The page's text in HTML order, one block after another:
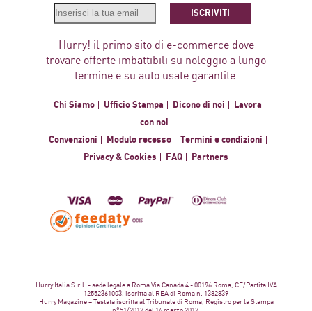
ISCRIVITI
Hurry! il primo sito di e-commerce dove
trovare offerte imbattibili su noleggio a lungo
termine e su auto usate garantite.
Chi Siamo Ufficio Stampa Dicono di noi
Lavora
con noi
Convenzioni
Modulo recesso
Termini e condizioni
Privacy & Cookies
FAQ Partners
Hurry Italia S.r.l. - sede legale a Roma Via Canada 4 - 00196 Roma, CF/Partita IVA
12552361003, iscritta al REA di Roma n. 1382839
Hurry Magazine – Testata iscritta al Tribunale di Roma, Registro per la Stampa